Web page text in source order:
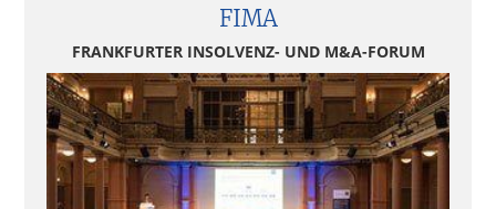
FIMA
FRANKFURTER INSOLVENZ- UND M&A-FORUM